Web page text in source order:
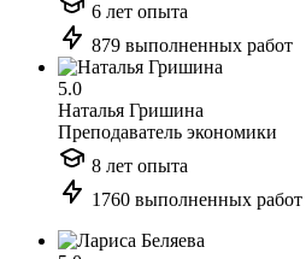
6 лет опыта
879 выполненных работ
5.0
Наталья Гришина
Преподаватель экономики
8 лет опыта
1760 выполненных работ